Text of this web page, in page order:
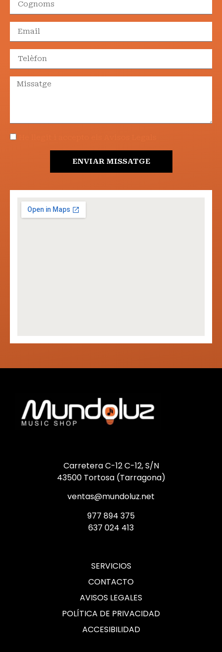
ENVIAR MISSATGE
Carretera C-12 C-12, S/N
43500 Tortosa (Tarragona)
ventas@mundoluz.net
977 894 375
637 024 413
SERVICIOS
CONTACTO
AVISOS LEGALES
POLÍTICA DE PRIVACIDAD
ACCESIBILIDAD